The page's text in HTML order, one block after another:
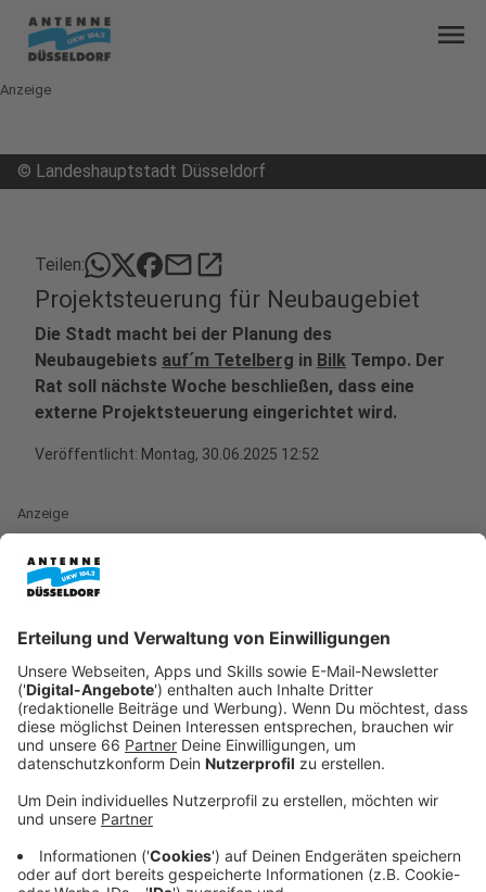
menu
Anzeige
© Landeshauptstadt Düsseldorf
Teilen: mailopen_in_new
Projektsteuerung für Neubaugebiet
Die Stadt macht bei der Planung des
Neubaugebiets auf´m Tetelberg in Bilk Tempo. Der
Rat soll nächste Woche beschließen, dass eine
externe Projektsteuerung eingerichtet wird.
Veröffentlicht: Montag, 30.06.2025 12:52
Anzeige
Schon heute Nachmittag (Montag, 30. Juni 2025) wird
Anzeige
Planungen sollen beschleunigt werden
Anzeige